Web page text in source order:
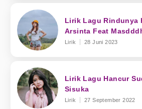
Lirik Lagu Rindunya
Arsinta Feat
Lirik 28 Juni 2023
Lirik Lagu Hancur
Sisuka
Lirik 27 September 2022